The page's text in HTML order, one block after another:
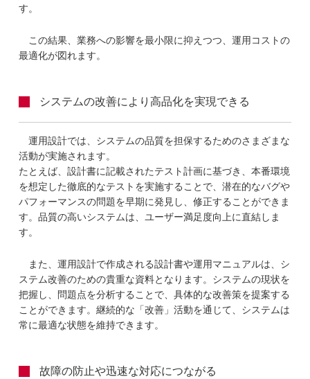
す。
この結果、業務への影響を最小限に抑えつつ、運用コストの
最適化が図れます。
システムの改善により高品化を実現できる
運用設計では、システムの品質を担保するためのさまざまな
活動が実施されます。
たとえば、設計書に記載されたテスト計画に基づき、本番環境
を想定した徹底的なテストを実施することで、潜在的なバグや
パフォーマンスの問題を早期に発見し、修正することができま
す。品質の高いシステムは、ユーザー満足度向上に直結しま
す。
また、運用設計で作成される設計書や運用マニュアルは、シ
ステム改善のための貴重な資料となります。システムの現状を
把握し、問題点を分析することで、具体的な改善策を提案する
ことができます。継続的な「改善」活動を通じて、システムは
常に最適な状態を維持できます。
故障の防止や迅速な対応につながる